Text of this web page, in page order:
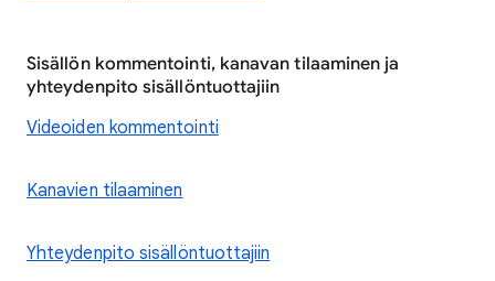
Sisällön kommentointi, kanavan tilaaminen ja
yhteydenpito sisällöntuottajiin
Videoiden kommentointi
Kanavien tilaaminen
Yhteydenpito sisällöntuottajiin